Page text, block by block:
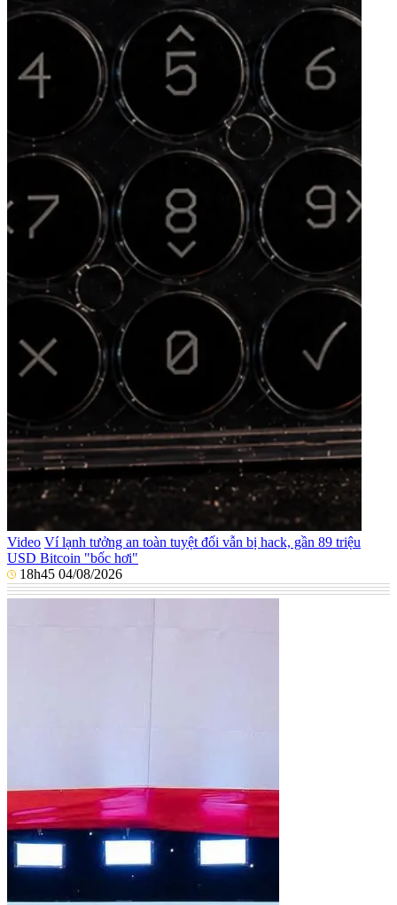
Video Ví lạnh tưởng an toàn tuyệt đối vẫn bị hack, gần 89 triệu
USD Bitcoin "bốc hơi"
18h45 04/08/2026